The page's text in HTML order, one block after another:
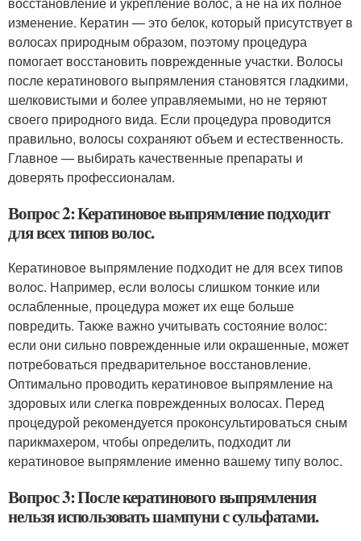
изменение. Кератин — это белок, который присутствует в
волосах природным образом, поэтому процедура
помогает восстановить поврежденные участки. Волосы
после кератинового выпрямления становятся гладкими,
шелковистыми и более управляемыми, но не теряют
своего природного вида. Если процедура проводится
правильно, волосы сохраняют объем и естественность.
Главное — выбирать качественные препараты и
доверять профессионалам.
Вопрос 2: Кератиновое выпрямление подходит
для всех типов волос.
Кератиновое выпрямление подходит не для всех типов
волос. Например, если волосы слишком тонкие или
ослабленные, процедура может их еще больше
повредить. Также важно учитывать состояние волос:
если они сильно поврежденные или окрашенные, может
потребоваться предварительное восстановление.
Оптимально проводить кератиновое выпрямление на
здоровых или слегка поврежденных волосах. Перед
процедурой рекомендуется проконсультироваться сным
парикмахером, чтобы определить, подходит ли
кератиновое выпрямление именно вашему типу волос.
Вопрос 3: После кератинового выпрямления
нельзя использовать шампуни с сульфатами.